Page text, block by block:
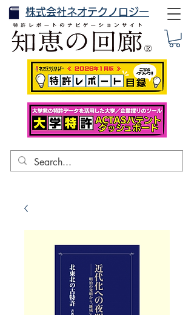
株式会社ネオテクノロジー